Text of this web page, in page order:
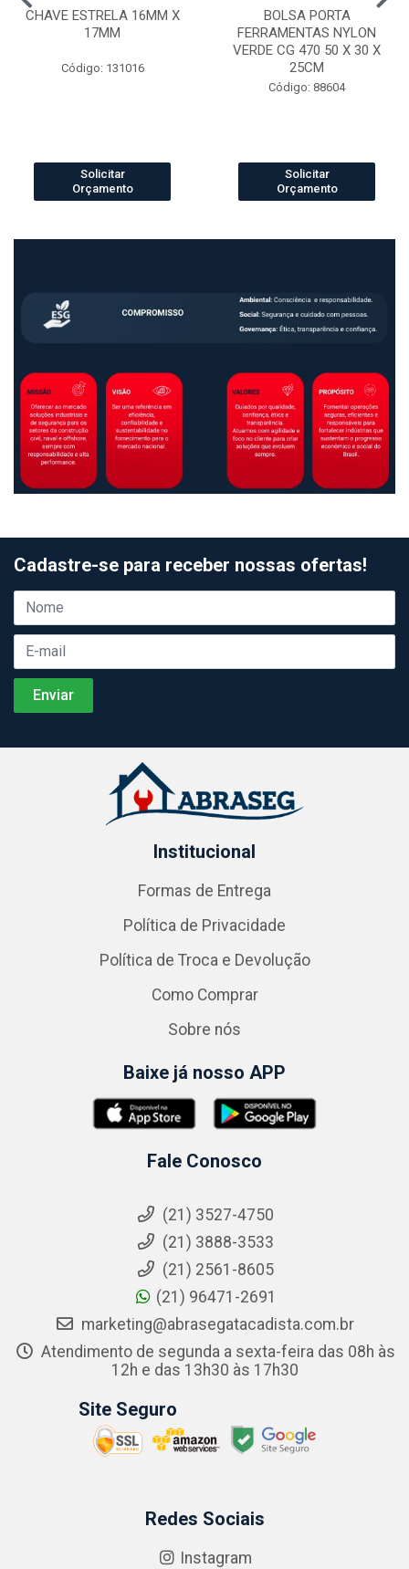
CHAVE ESTRELA 16MM X
17MM
Código: 131016
Solicitar
Orçamento
BOLSA PORTA
FERRAMENTAS NYLON
VERDE CG 470 50 X 30 X
25CM
Código: 88604
Solicitar
Orçamento
Cadastre-se para receber nossas ofertas!
Institucional
Formas de Entrega
Política de Privacidade
Política de Troca e Devolução
Como Comprar
Sobre nós
Baixe já nosso APP
Fale Conosco
(21) 3527-4750
(21) 3888-3533
(21) 2561-8605
(21) 96471-2691
marketing@abrasegatacadista.com.br
Atendimento de segunda a sexta-feira das 08h às
12h e das 13h30 às 17h30
Site Seguro
Redes Sociais
Instagram